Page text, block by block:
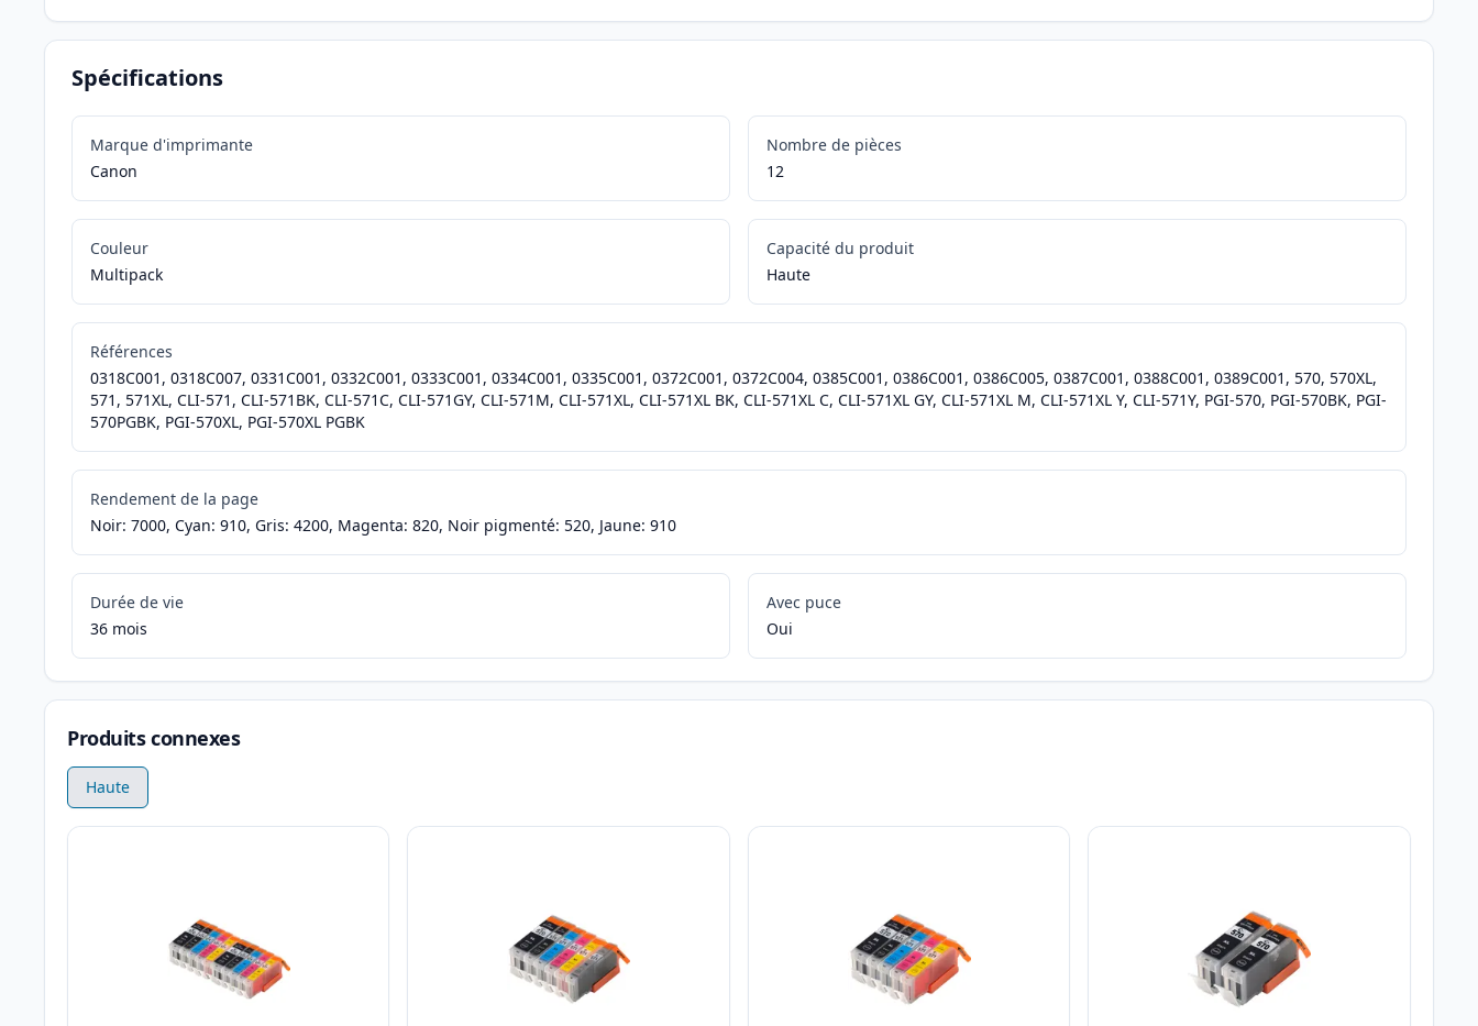
Spécifications
Marque d'imprimante
Canon
Nombre de pièces
12
Couleur
Multipack
Capacité du produit
Haute
Références
0318C001, 0318C007, 0331C001, 0332C001, 0333C001, 0334C001, 0335C001, 0372C001, 0372C004, 0385C001, 0386C001, 0386C005, 0387C001, 0388C001, 0389C001, 570, 570XL,
571, 571XL, CLI-571, CLI-571BK, CLI-571C, CLI-571GY, CLI-571M, CLI-571XL, CLI-571XL BK, CLI-571XL C, CLI-571XL GY, CLI-571XL M, CLI-571XL Y, CLI-571Y, PGI-570, PGI-570BK, PGI-
570PGBK, PGI-570XL, PGI-570XL PGBK
Rendement de la page
Noir: 7000, Cyan: 910, Gris: 4200, Magenta: 820, Noir pigmenté: 520, Jaune: 910
Durée de vie
36 mois
Avec puce
Oui
Produits connexes
Haute